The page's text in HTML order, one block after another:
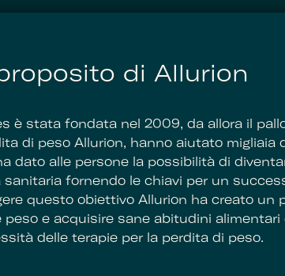
di Allurion
è stata fondata nel 2009, da allora il
di peso Allurion, hanno aiutato migliaia
dato alle persone la possibilità di
sanitaria fornendo le chiavi per un
questo obiettivo Allurion ha creato un
peso e acquisire sane abitudini alimentari
delle terapie per la perdita di peso.